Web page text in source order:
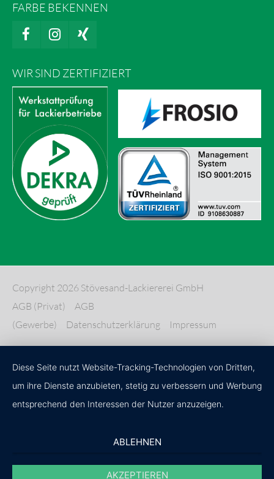
FARBE BEKENNEN
WIR SIND ZERTIFIZIERT
Copyright 2026 Stövesand-Lackiererei GmbH
AGB (Privat)
AGB
(Gewerbe)
Datenschutzerklärung Impressum
Diese Seite nutzt Website-Tracking-Technologien von Dritten,
um ihre Dienste anzubieten, stetig zu verbessern und Werbung
entsprechend den Interessen der Nutzer anzuzeigen.
ABLEHNEN
AKZEPTIEREN